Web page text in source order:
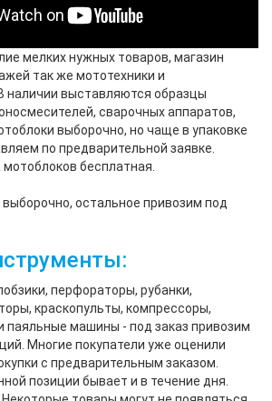
мелких нужных товаров, магазин
так же мототехники и
наличии выставляются образцы
сварочных аппаратов,
выборочно, но чаще в упаковке
по предварительной заявке.
бесплатная.
выборочно, остальное привозим под
перфораторы, рубанки,
краскопульты, компрессоры,
паяльные машины - под заказ привозим
Многие покупатели уже оценили
с предварительным заказом.
позиции бывает и в течение дня.